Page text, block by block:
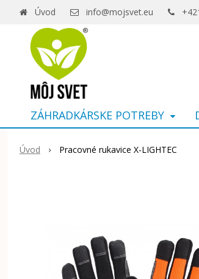
Úvod info@mojsvet.eu
ZÁHRADKÁRSKE POTREBY
Úvod Pracovné rukavice X-LIGHTEC